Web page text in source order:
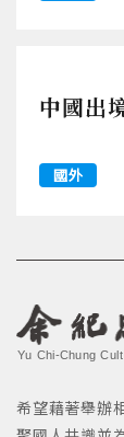
中國出
國外
Yu Chi-Chung
希望藉著舉辦